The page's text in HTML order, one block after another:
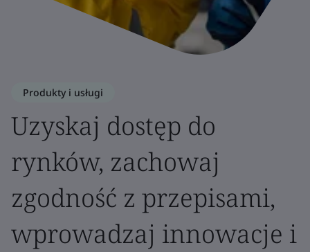
Produkty i usługi
Uzyskaj dostęp do
rynków, zachowaj
zgodność z przepisami,
wprowadzaj innowacje i